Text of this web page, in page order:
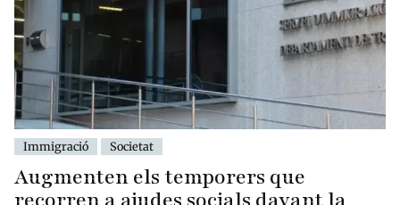
Immigració Societat
Augmenten els temporers que